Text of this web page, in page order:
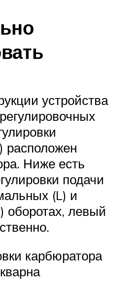
устройства
расположен
Ниже есть
подачи
(L) и
оборотах, левый
карбюратора